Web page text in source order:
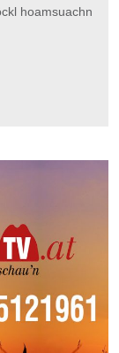
hoamsuachn